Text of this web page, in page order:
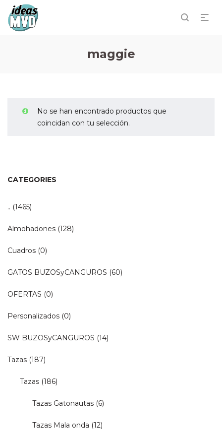
maggie
No se han encontrado productos que
coincidan con tu selección.
CATEGORIES
.. (1465)
Almohadones (128)
Cuadros (0)
GATOS BUZOSyCANGUROS (60)
OFERTAS (0)
Personalizados (0)
SW BUZOSyCANGUROS (14)
Tazas (187)
Tazas (186)
Tazas Gatonautas (6)
Tazas Mala onda (12)